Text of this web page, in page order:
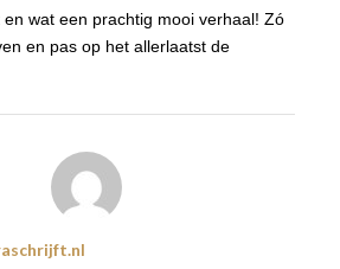
wat een prachtig mooi verhaal! Zó
en pas op het allerlaatst de